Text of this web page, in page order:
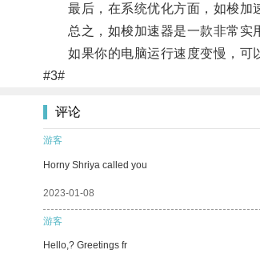
最后，在系统优化方面，如梭加速
总之，如梭加速器是一款非常实用
如果你的电脑运行速度变慢，可以
#3#
评论
游客
Horny Shriya called you
2023-01-08
游客
Hello,? Greetings fr